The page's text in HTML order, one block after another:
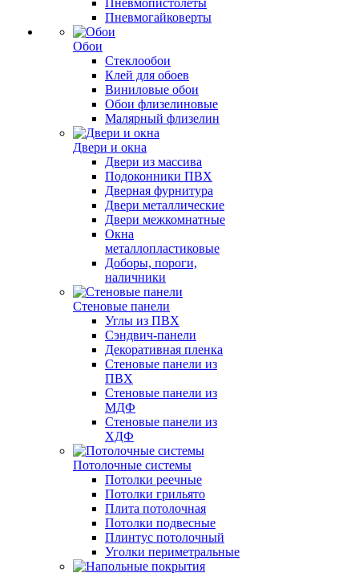
Пневмопистолеты
Пневмогайковерты
Обои
Стеклообои
Клей для обоев
Виниловые обои
Обои флизелиновые
Малярный флизелин
Двери и окна
Двери из массива
Подоконники ПВХ
Дверная фурнитура
Двери металлические
Двери межкомнатные
Окна
металлопластиковые
Доборы, пороги,
наличники
Стеновые панели
Углы из ПВХ
Сэндвич-панели
Декоративная пленка
Стеновые панели из
ПВХ
Стеновые панели из
МДФ
Стеновые панели из
ХДФ
Потолочные системы
Потолки реечные
Потолки грильято
Плита потолочная
Потолки подвесные
Плинтус потолочный
Уголки периметральные